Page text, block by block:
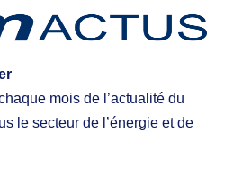
mois de l’actualité du
le secteur de l’énergie et de